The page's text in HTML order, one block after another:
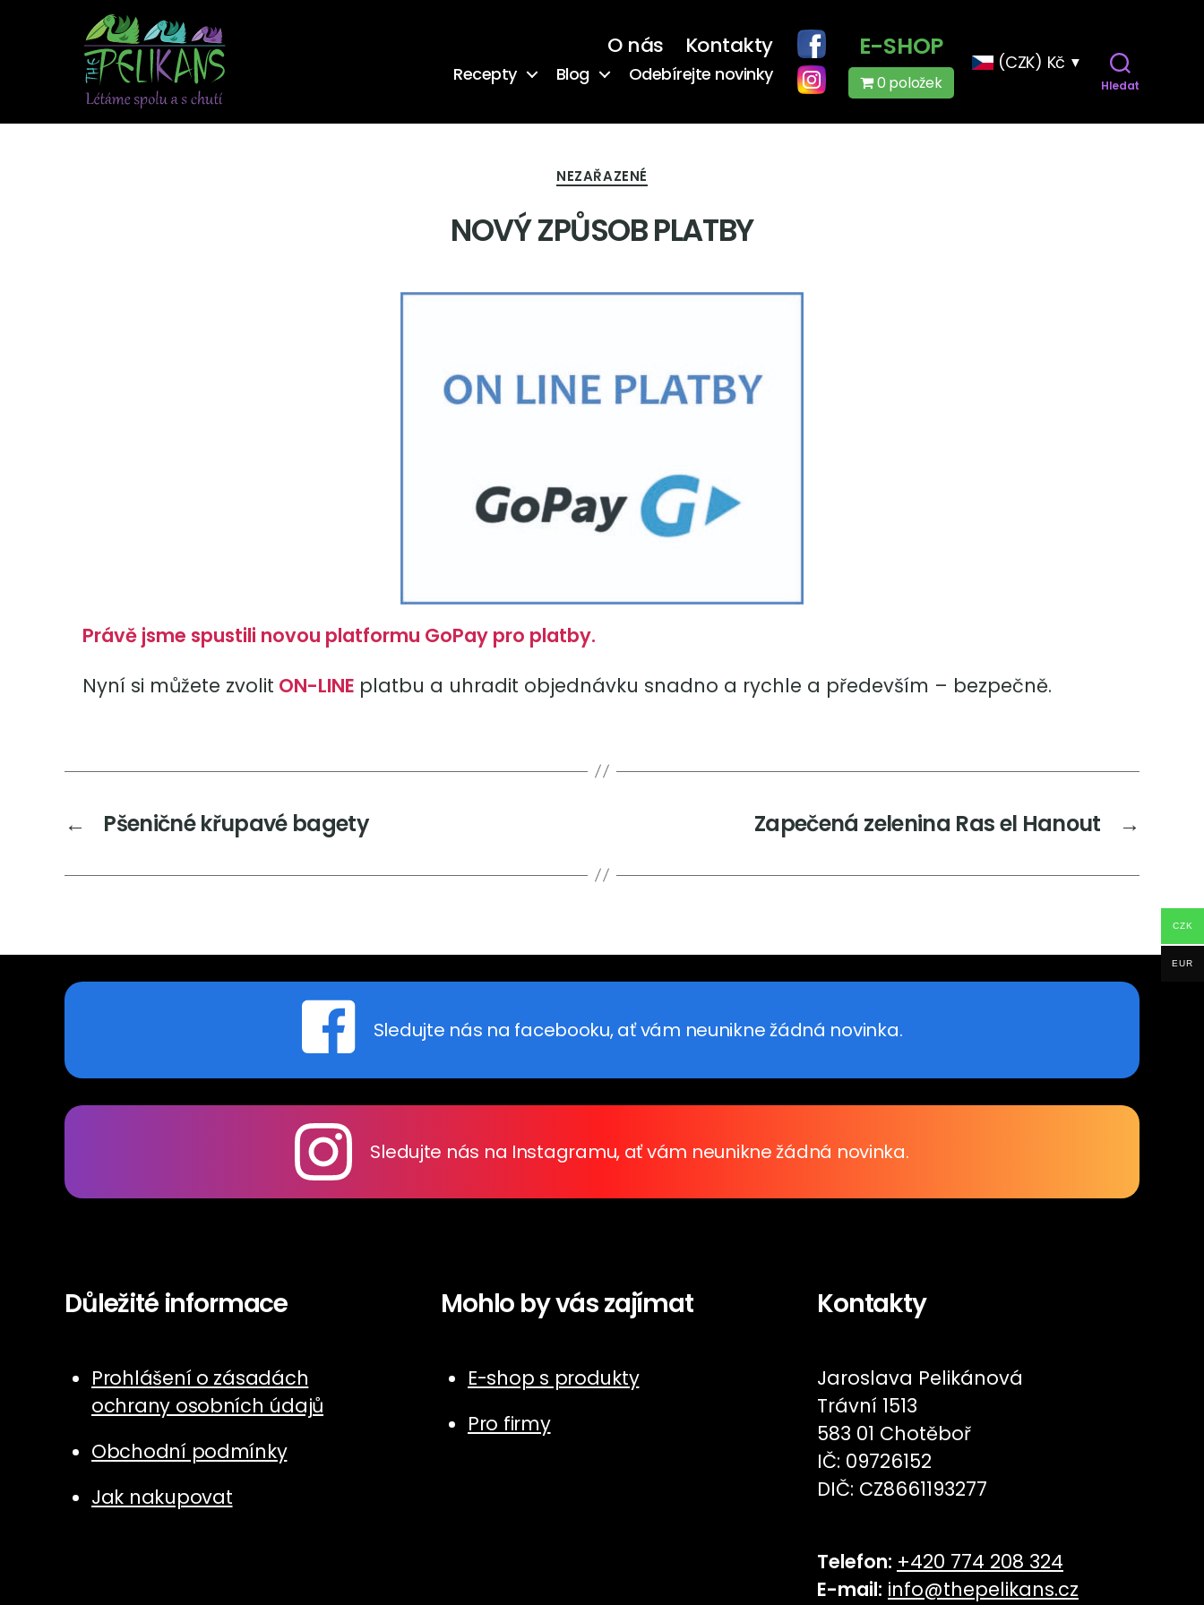
The
O nás Kontakty
Recepty Blog Odebírejte novinky
E-SHOP
0 položek
(CZK) Kč
Hledat
Rubriky
NEZAŘAZENÉ
NOVÝ ZPŮSOB PLATBY
Právě jsme spustili novou platformu GoPay pro platby.
Nyní si můžete zvolit ON-LINE platbu a uhradit objednávku snadno a rychle a především – bezpečně.
← Pšeničné křupavé bagety →
Zapečená zelenina Ras el Hanout
Sledujte nás na facebooku, ať vám neunikne žádná novinka.
Sledujte nás na Instagramu, ať vám neunikne žádná novinka.
Důležité informace
Prohlášení o zásadách
ochrany osobních údajů
Obchodní podmínky
Jak nakupovat
Mohlo by vás zajímat
E-shop s produkty
Pro firmy
Kontakty
Jaroslava Pelikánová
Trávní 1513
583 01 Chotěboř
IČ: 09726152
DIČ: CZ8661193277
Telefon: +420 774 208 324
E-mail: info@thepelikans.cz
CZK
EUR